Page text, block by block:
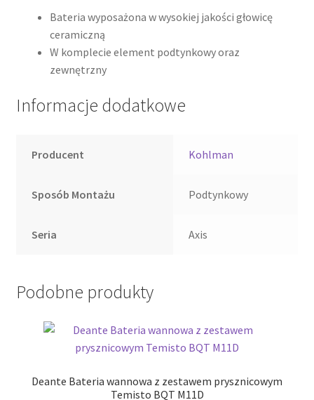
Bateria wyposażona w wysokiej jakości głowicę
ceramiczną
W komplecie element podtynkowy oraz
zewnętrzny
Informacje dodatkowe
Producent Kohlman
Sposób Montażu Podtynkowy
Seria Axis
Podobne produkty
Deante Bateria wannowa z zestawem prysznicowym
Temisto BQT M11D